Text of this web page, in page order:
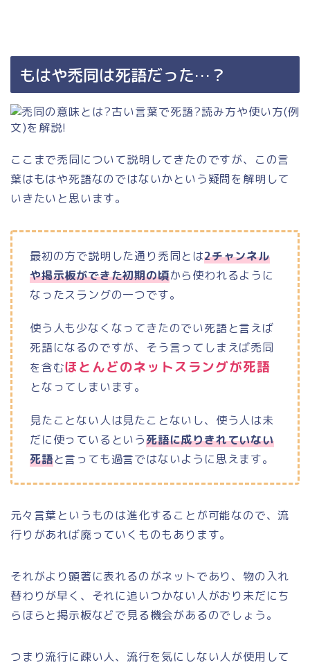
もはや禿同は死語だった…？
ここまで禿同について説明してきたのですが、この言
葉はもはや死語なのではないかという疑問を解明して
いきたいと思います。
最初の方で説明した通り禿同とは2チャンネル
や掲示板ができた初期の頃から使われるように
なったスラングの一つです。
使う人も少なくなってきたのでい死語と言えば
死語になるのですが、そう言ってしまえば禿同
を含むほとんどのネットスラングが死語
となってしまいます。
見たことない人は見たことないし、使う人は未
だに使っているという死語に成りきれていない
死語と言っても過言ではないように思えます。
元々言葉というものは進化することが可能なので、流
行りがあれば廃っていくものもあります。
それがより顕著に表れるのがネットであり、物の入れ
替わりが早く、それに追いつかない人がおり未だにち
らほらと掲示板などで見る機会があるのでしょう。
つまり流行に疎い人、流行を気にしない人が使用して